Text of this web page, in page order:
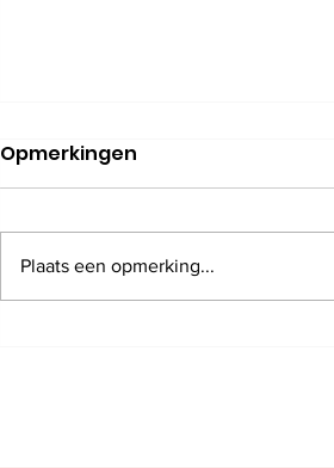
Opmerkingen
Plaats een opmerking...